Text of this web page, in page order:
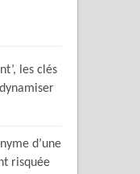
les clés
d’une
risquée